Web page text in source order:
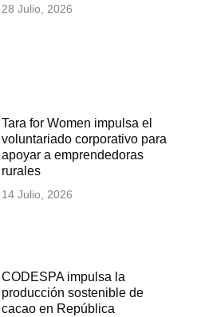
28 Julio, 2026
Tara for Women impulsa el
voluntariado corporativo para
apoyar a emprendedoras
rurales
14 Julio, 2026
CODESPA impulsa la
producción sostenible de
cacao en República